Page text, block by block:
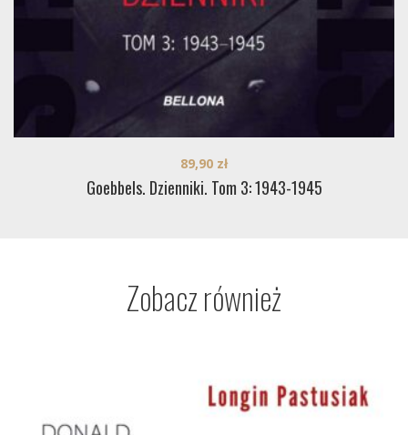
Goebbels. Dzienniki. Tom 3: 1943-1945
89,90 zł
Zobacz również